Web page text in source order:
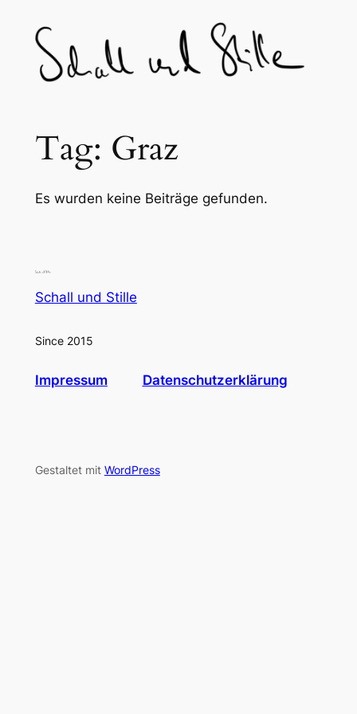
content
Tag: Graz
Es wurden keine Beiträge gefunden.
Schall und Stille
Since 2015
Impressum Datenschutzerklärung
Gestaltet mit WordPress